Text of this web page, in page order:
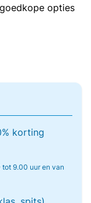
opties
korting
tot 9.00 uur en van